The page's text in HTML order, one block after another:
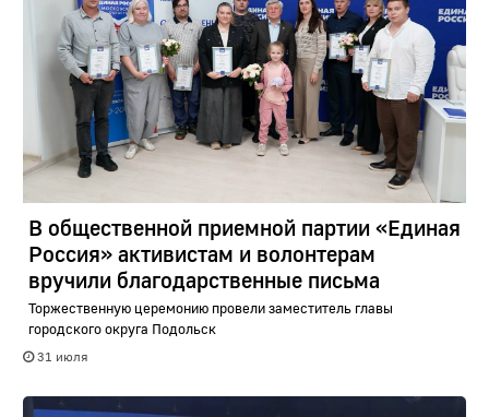
В общественной приемной партии «Единая
Россия» активистам и волонтерам
вручили благодарственные письма
Торжественную церемонию провели заместитель главы
городского округа Подольск
31 июля